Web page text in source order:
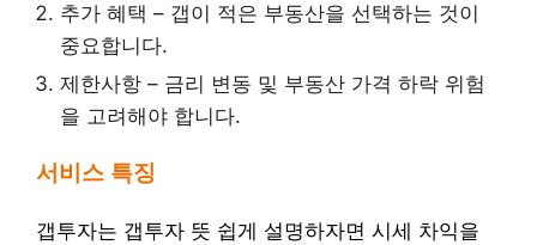
추가 혜택 – 갭이 적은 부동산을 선택하는 것이
중요합니다.
제한사항 – 금리 변동 및 부동산 가격 하락 위험
을 고려해야 합니다.
서비스 특징
갭투자는 갭투자 뜻 쉽게 설명하자면 시세 차익을